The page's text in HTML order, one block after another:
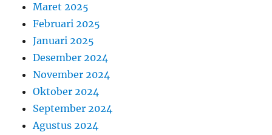
Maret 2025
Februari 2025
Januari 2025
Desember 2024
November 2024
Oktober 2024
September 2024
Agustus 2024